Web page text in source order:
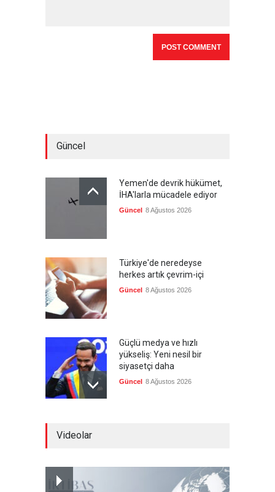
Güncel
Yemen'de devrik hükümet,
İHA'larla mücadele ediyor
Güncel 8 Ağustos 2026
Türkiye'de neredeyse
herkes artık çevrim-içi
Güncel 8 Ağustos 2026
Güçlü medya ve hızlı
yükseliş: Yeni nesil bir
siyasetçi daha
Güncel 8 Ağustos 2026
Videolar